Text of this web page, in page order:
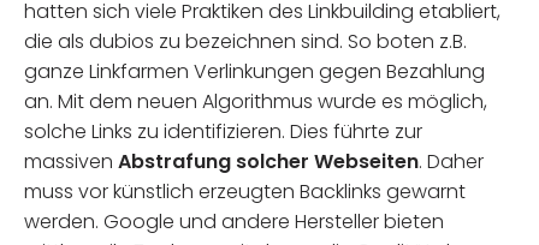
hatten sich viele Praktiken des Linkbuilding etabliert,
die als dubios zu bezeichnen sind. So boten z.B.
ganze Linkfarmen Verlinkungen gegen Bezahlung
an. Mit dem neuen Algorithmus wurde es möglich,
solche Links zu identifizieren. Dies führte zur
massiven Abstrafung solcher Webseiten. Daher
muss vor künstlich erzeugten Backlinks gewarnt
werden. Google und andere Hersteller bieten